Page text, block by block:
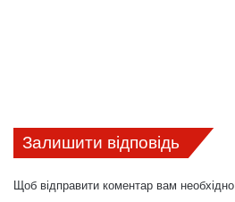
Залишити відповідь
Щоб відправити коментар вам необхідно